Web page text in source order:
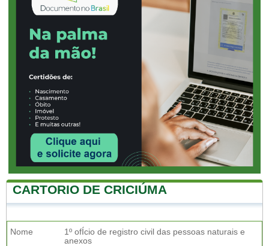
CARTORIO DE CRICIÚMA
Nome
1º ofÍcio de registro civil das pessoas naturais e
anexos